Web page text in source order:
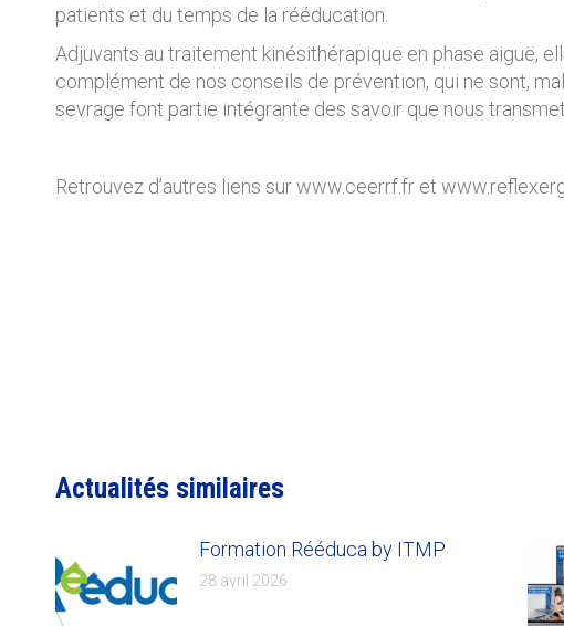
patients et du temps de la rééducation.
Adjuvants au traitement kinésithérapique en phase aiguë,
complément de nos conseils de prévention, qui ne sont,
sevrage font partie intégrante des savoir que nous
Retrouvez d’autres liens sur www.ceerrf.fr et
Actualités similaires
Formation Rééduca by ITMP
28 avril 2026